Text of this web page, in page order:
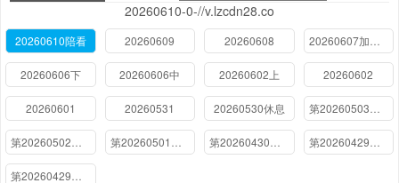
20260610-0-//v.lzcdn28.co
20260610陪看 20260609 20260608
20260606下 20260606中 20260602上 20260602
20260601 20260531 20260530休息